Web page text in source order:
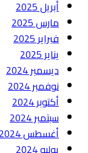
أبريل 2025
مارس 2025
فبراير 2025
يناير 2025
ديسمبر 2024
نوفمبر 2024
أكتوبر 2024
سبتمبر 2024
أغسطس 2024
يوليو 2024